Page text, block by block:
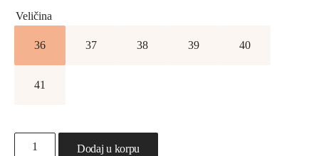
Veličina
36 37 38 39 40
41
Dodaj u korpu